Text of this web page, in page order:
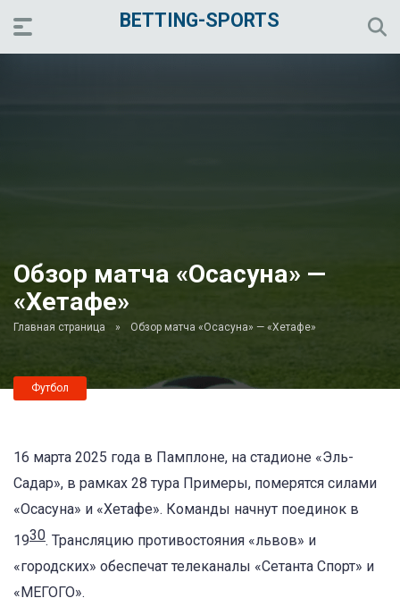
BETTING-SPORTS
Обзор матча «Осасуна» —
«Хетафе»
Главная страница » Обзор матча «Осасуна» — «Хетафе»
Футбол
16 марта 2025 года в Памплоне, на стадионе «Эль-
Садар», в рамках 28 тура Примеры, померятся силами
«Осасуна» и «Хетафе». Команды начнут поединок в
1930. Трансляцию противостояния «львов» и
«городских» обеспечат телеканалы «Сетанта Спорт» и
«МЕГОГО».